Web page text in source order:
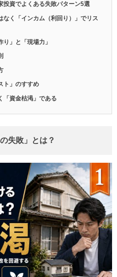
投資でよくある失敗パターン5選
なく「インカム（利回り）」でリス
」と「現場力」
ト」のすすめ
「資金枯渇」である
失敗」とは？